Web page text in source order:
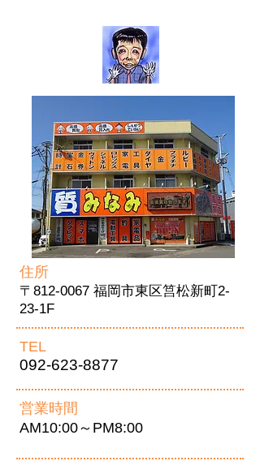
住所
〒812-0067 福岡市東区筥松新町2-
23-1F
TEL
092-623-8877
営業時間
AM10:00～PM8:00